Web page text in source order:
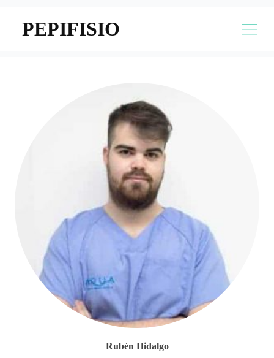
PEPIFISIO
Rubén Hidalgo